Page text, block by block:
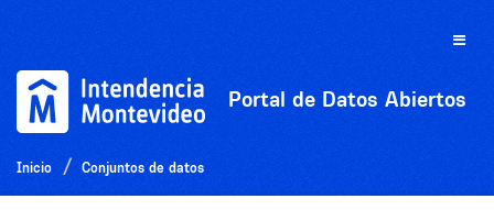
Toggle
Portal de Datos Abiertos
Inicio Conjuntos de datos